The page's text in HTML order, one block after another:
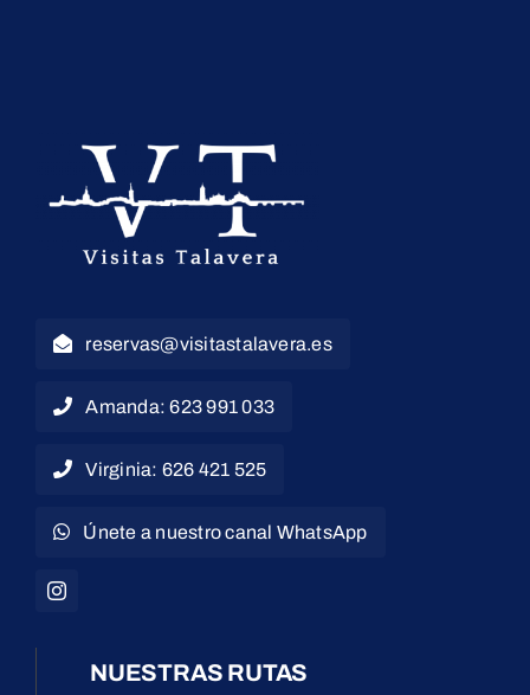
reservas@visitastalavera.es
Amanda: 623 991 033
Virginia: 626 421 525
Únete a nuestro canal WhatsApp
NUESTRAS RUTAS